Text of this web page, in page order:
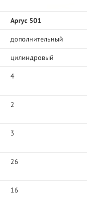
Аргус 501
дополнительный
цилиндровый
4
2
3
26
16